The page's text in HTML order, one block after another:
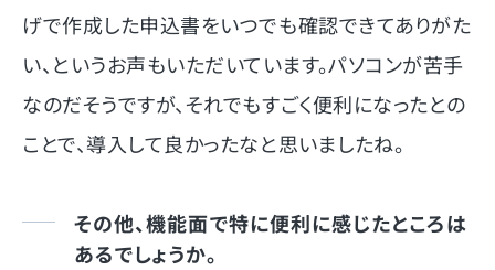
げで作成した申込書をいつでも確認できてありがた
い、というお声もいただいています。パソコンが苦手
なのだそうですが、それでもすごく便利になったとの
ことで、導入して良かったなと思いましたね。
その他、機能面で特に便利に感じたところは
あるでしょうか。